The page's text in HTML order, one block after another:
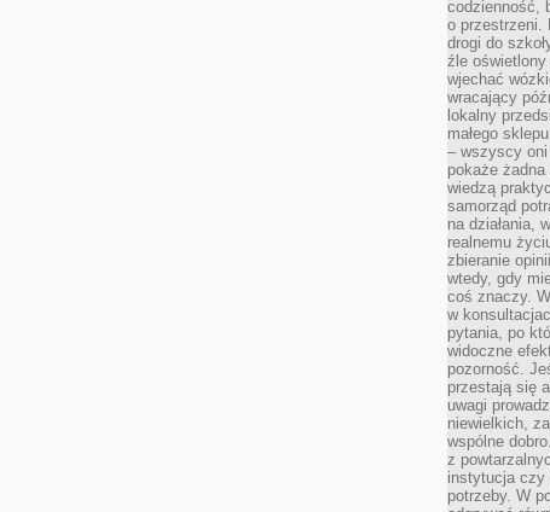
codzienność,
o przestrzeni.
drogi do
źle
wjechać
wracający
lokalny
małego
– wszyscy
pokaże
wiedzą
samorząd
na działania,
realnemu
zbieranie
wtedy, gdy
coś znaczy.
w
pytania, po
widoczne
pozorność.
przestają się
uwagi
niewielkich,
wspólne
z
instytucja czy
potrzeby. W